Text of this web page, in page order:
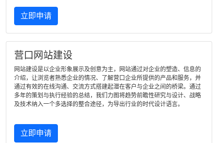
立即申请
营口网站建设
网站建设是以企业形象展示及创意为主，网站通过对企业的塑造、信息的
介绍，让浏览者熟悉企业的情况、了解营口企业所提供的产品和服务，并
通过有效的在线沟通、交流方式搭建起潜在客户与企业之间的桥梁。通过
多年的策划与执行经验的总结，我们力图将趋势前瞻性研究与设计、战略
及技术纳入一个多选择的整合途径，为导出行业的时代设计语言。
立即申请